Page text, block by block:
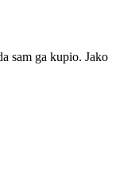
sam ga kupio. Jako